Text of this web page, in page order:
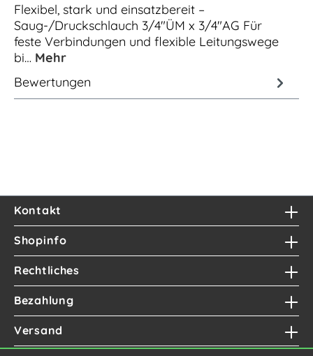
Flexibel, stark und einsatzbereit –
Saug-/Druckschlauch 3/4"ÜM x 3/4"AG Für
feste Verbindungen und flexible Leitungswege
bi… Mehr
Bewertungen
Kontakt
Shopinfo
Rechtliches
Bezahlung
Versand